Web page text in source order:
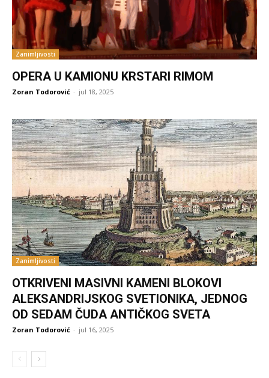
Zanimljivosti
OPERA U KAMIONU KRSTARI RIMOM
Zoran Todorović - jul 18, 2025
Zanimljivosti
OTKRIVENI MASIVNI KAMENI BLOKOVI
ALEKSANDRIJSKOG SVETIONIKA, JEDNOG
OD SEDAM ČUDA ANTIČKOG SVETA
Zoran Todorović - jul 16, 2025